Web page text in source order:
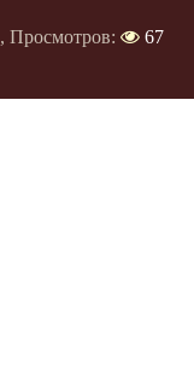
, Просмотров:
67